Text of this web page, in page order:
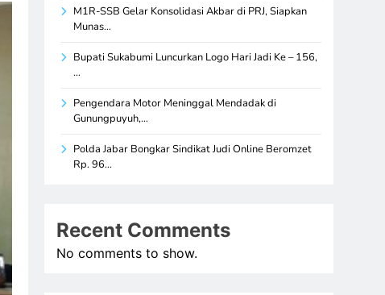
M1R-SSB Gelar Konsolidasi Akbar di PRJ, Siapkan
Munas…
Bupati Sukabumi Luncurkan Logo Hari Jadi Ke – 156,
…
Pengendara Motor Meninggal Mendadak di
Gunungpuyuh,…
Polda Jabar Bongkar Sindikat Judi Online Beromzet
Rp. 96…
Recent Comments
No comments to show.